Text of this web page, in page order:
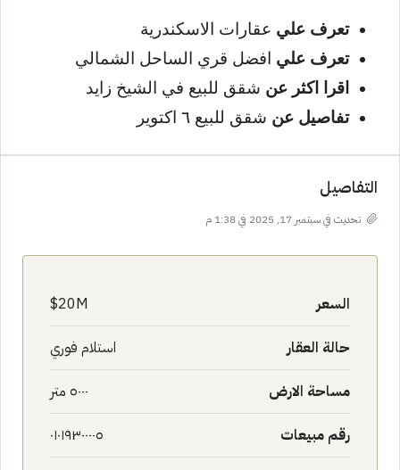
تعرف علي عقارات الاسكندرية
تعرف علي افضل قري الساحل الشمالي
اقرا اكثر عن شقق للبيع في الشيخ زايد
تفاصيل عن شقق للبيع ٦ اكتوير
التفاصيل
تحديث في سبتمبر 17, 2025 في 1:38 م
السعر 20M$
حالة العقار استلام فوري
مساحة الارض ٥٠٠٠ متر
رقم مبيعات ٠١٠١٩٣٠٠٠٠٥